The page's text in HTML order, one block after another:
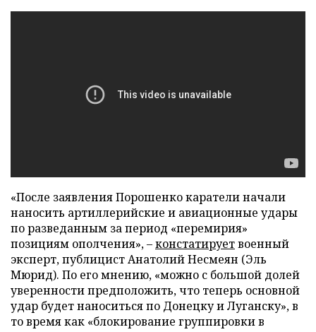
«После заявления Порошенко каратели начали
наносить артиллерийские и авиационные удары
по разведанным за период «перемирия»
позициям ополчения», –констатируетвоенный
эксперт, публицист Анатолий Несмеян (Эль
Мюрид). По его мнению, «можно с большой долей
уверенности предположить, что теперь основной
удар будет наноситься по Донецку и Луганску», в
то время как «блокирование группировки в